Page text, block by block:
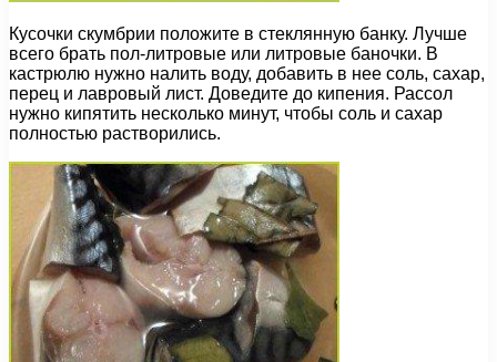
Кусочки скумбрии положите в стеклянную банку. Лучше
всего брать пол-литровые или литровые баночки. В
кастрюлю нужно налить воду, добавить в нее соль, сахар,
перец и лавровый лист. Доведите до кипения. Рассол
нужно кипятить несколько минут, чтобы соль и сахар
полностью растворились.